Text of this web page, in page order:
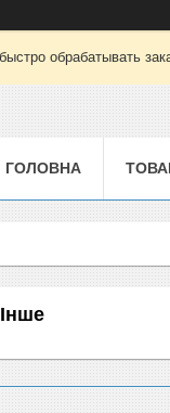
обрабатывать
ГОЛОВНА
Інше